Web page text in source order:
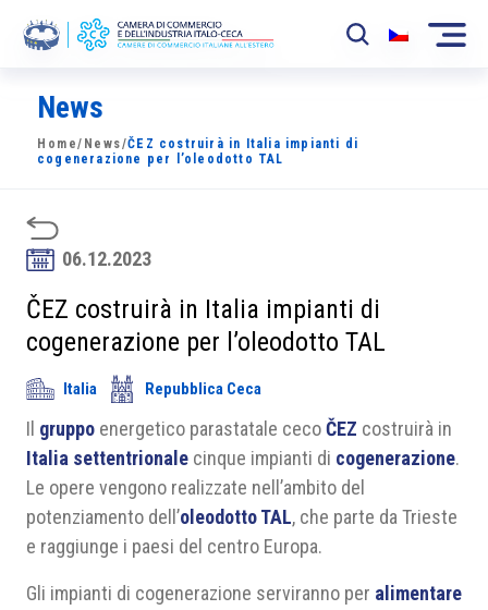
La Camera
News
Sviluppo Mercato
Soci
Partner
Progetti
Area riservata
News
Home/ News/ČEZ costruirà in Italia impianti di
cogenerazione per l’oleodotto TAL
06.12.2023
ČEZ costruirà in Italia impianti di
cogenerazione per l’oleodotto TAL
Italia Repubblica Ceca
Il gruppo energetico parastatale cecoČEZ costruirà in
Italia settentrionale cinque impianti di cogenerazione.
Le opere vengono realizzate nell’ambito del
potenziamento dell’oleodotto TAL, che parte da Trieste
e raggiunge i paesi del centro Europa.
Gli impianti di cogenerazione serviranno per alimentare